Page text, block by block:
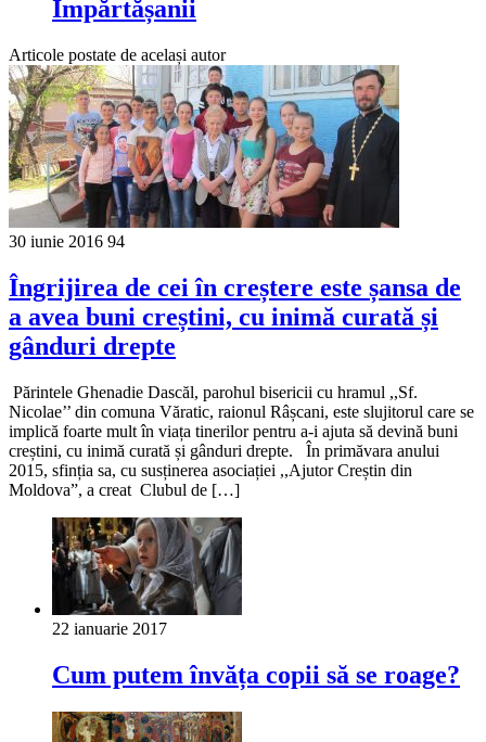
Împărtășanii
Articole postate de același autor
30 iunie 2016 94
Îngrijirea de cei în creștere este șansa de
a avea buni creștini, cu inimă curată și
gânduri drepte
Părintele Ghenadie Dascăl, parohul bisericii cu hramul ,,Sf.
Nicolae’’ din comuna Văratic, raionul Râșcani, este slujitorul care se
implică foarte mult în viața tinerilor pentru a-i ajuta să devină buni
creștini, cu inimă curată și gânduri drepte. În primăvara anului
2015, sfinția sa, cu susținerea asociației ,,Ajutor Creștin din
Moldova”, a creat Clubul de […]
22 ianuarie 2017
Cum putem învăța copii să se roage?